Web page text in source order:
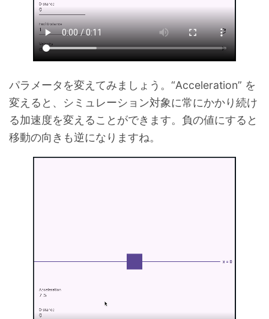
パラメータを変えてみましょう。“Acceleration” を
変えると、シミュレーション対象に常にかかり続け
る加速度を変えることができます。負の値にすると
移動の向きも逆になりますね。